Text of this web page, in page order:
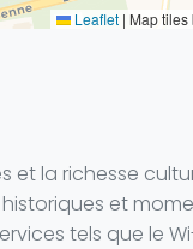
Leaflet | Map tiles
et la richesse
et
tels que le